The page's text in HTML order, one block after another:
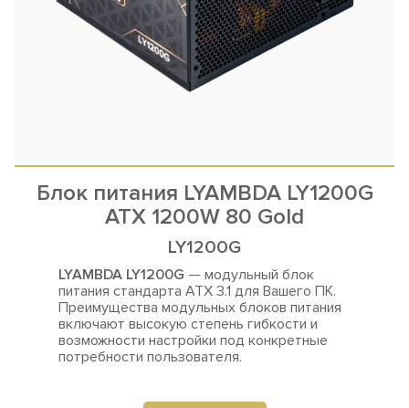
Блок питания LYAMBDA LY1200G
ATX 1200W 80 Gold
LY1200G
LYAMBDA LY1200G — модульный блок
питания стандарта ATX 3.1 для Вашего ПК.
Преимущества модульных блоков питания
включают высокую степень гибкости и
возможности настройки под конкретные
потребности пользователя.